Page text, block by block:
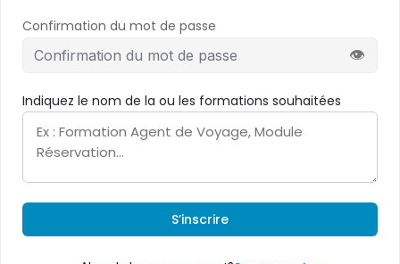
Confirmation du mot de passe
👁
Indiquez le nom de la ou les formations souhaitées
S’inscrire